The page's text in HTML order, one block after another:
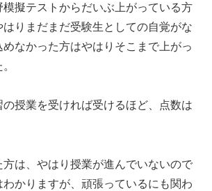
擬テストからだいぶ上がっている方
はりまだまだ受験生としての自覚がな
めなかった方はやはりそこまで上がっ
授業を受ければ受けるほど、点数は
は、やはり授業が進んでいないので
わかりますが、頑張っているにも関わ